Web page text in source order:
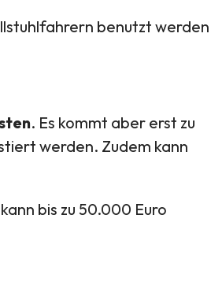
benutzt werden
. Es kommt aber erst zu
werden. Zudem kann
bis zu 50.000 Euro